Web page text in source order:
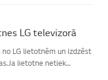
LG televizorā
LG lietotnēm un izdzēst
lietotne netiek